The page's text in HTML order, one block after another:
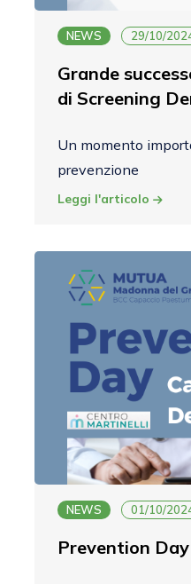
NEWS 29/10/
Grande
di Screening
Un momento
prevenzione
Leggi l'articolo
NEWS 01/10/
Prevention Day